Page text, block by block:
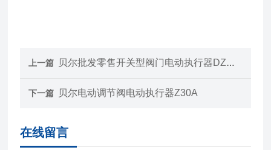
上一篇 贝尔批发零售开关型阀门电动执行器DZW45-24
下一篇 贝尔电动调节阀电动执行器Z30A
在线留言